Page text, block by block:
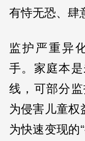
有恃无恐、肆
监护严重异
手。家庭本
线，可部分
为侵害儿童权
为快速变现的